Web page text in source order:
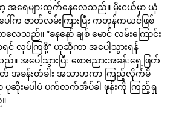
အရေများထွက်နေလေသည်။ မိုးငယ်မှာ ယုံ
ေါ်က ဇာတ်လမ်းကြားပြီး ကတုန်ကယင်ဖြစ်
ေသည်။ “ခနနော် ချစ် မောင် လမ်းကြောင်း
ရင် လုပ်ကြစို့” ဟုဆိုကာ အပေါ့သွားရန်
ပေါ့သွားပြီး စောဗညားအခန်းရှေ့ဖြတ်
အခန်းတံခါး အသာဟကာ ကြည့်လိုက်မိ
ပုဆိုးမပါပဲ ပက်လက်အိပ်ခါ ဖုန်းကို ကြည့်ရှု